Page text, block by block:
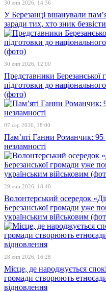
30 лип 2026, 14:36
У Березанці вшанували
заради тих, хто зник
30 лип 2026, 12:00
Представники Березанської
підготовки до
(фото)
07 сер 2026, 18:00
Пам’яті Ганни Романчик: 95
незламності
29 лип 2026, 18:40
Волонтерський осередок
Березанської громади уже
українським військовим
28 лип 2026, 16:28
Місце, де народжується
громади створюють
відновлення